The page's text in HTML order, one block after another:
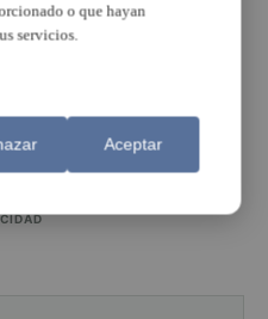
o que hayan
servicios.
Aceptar